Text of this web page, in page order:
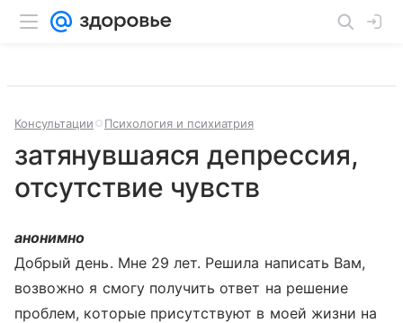
Консультации Психология и психиатрия
затянувшаяся депрессия,
отсутствие чувств
анонимно
Добрый день. Мне 29 лет. Решила написать Вам,
возвожно я смогу получить ответ на решение
проблем, которые присутствуют в моей жизни на